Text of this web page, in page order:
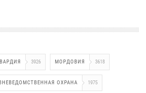
3926 МОРДОВИЯ 3618
ОХРАНА 1975